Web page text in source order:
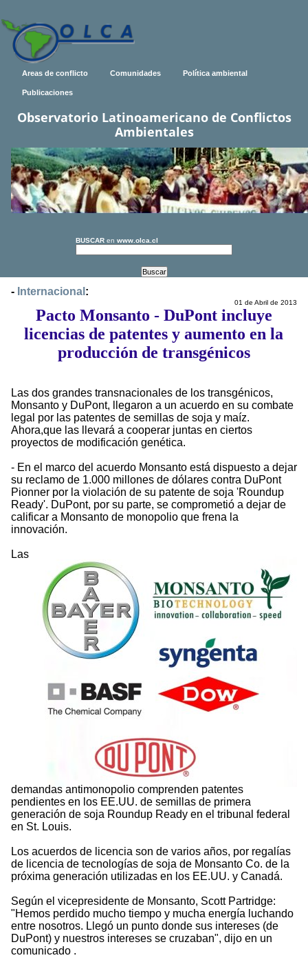
Areas de conflicto Comunidades Política ambiental
Publicaciones
Observatorio Latinoamericano de Conflictos
Ambientales
BUSCAR en www.olca.cl
- Internacional :
01 de Abril de 2013
Pacto Monsanto - DuPont incluye
licencias de patentes y aumento en la
producción de transgénicos
Las dos grandes transnacionales de los transgénicos,
Monsanto y DuPont, llegaron a un acuerdo en su combate
legal por las patentes de semillas de soja y maíz.
Ahora,que las llevará a cooperar juntas en ciertos
proyectos de modificación genética.
- En el marco del acuerdo Monsanto está dispuesto a dejar
su reclamo de 1.000 millones de dólares contra DuPont
Pionner por la violación de su patente de soja 'Roundup
Ready'. DuPont, por su parte, se comprometió a dejar de
calificar a Monsanto de monopolio que frena la
innovación.
Las
demandas antimonopolio comprenden patentes
pendientes en los EE.UU. de semillas de primera
generación de soja Roundup Ready en el tribunal federal
en St. Louis.
Los acuerdos de licencia son de varios años, por regalías
de licencia de tecnologías de soja de Monsanto Co. de la
próxima generación utilizadas en los EE.UU. y Canadá.
Según el vicepresidente de Monsanto, Scott Partridge:
"Hemos perdido mucho tiempo y mucha energía luchando
entre nosotros. Llegó un punto donde sus intereses (de
DuPont) y nuestros intereses se cruzaban", dijo en un
comunicado .